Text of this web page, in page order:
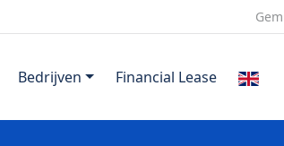
Bedrijven Financial Lease